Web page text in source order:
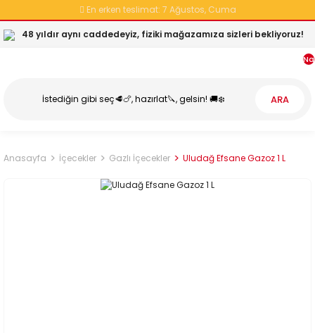
En erken teslimat: 7 Ağustos, Cuma
48 yıldır aynı caddedeyiz, fiziki mağazamıza sizleri bekliyoruz!
ARA
Anasayfa İçecekler Gazlı İçecekler Uludağ Efsane Gazoz 1 L